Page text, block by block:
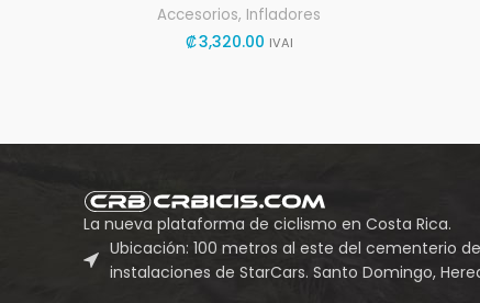
Accesorios, Infladores
₡3,320.00 IVAI
La nueva plataforma de ciclismo en Costa Rica.
Ubicación: 100 metros al este del cementerio
instalaciones de StarCars. Santo Domingo,